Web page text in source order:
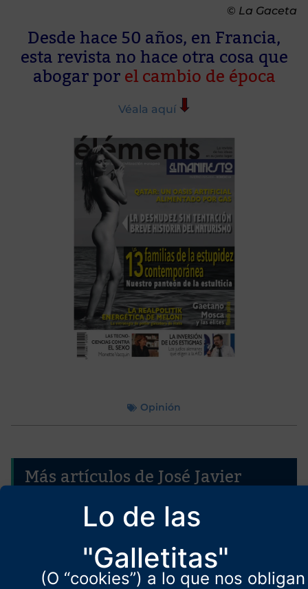
Lo de las
"Galletitas"
(O “cookies”) a lo que nos obligan
© La Gaceta
Desde hace 50 años, en Francia,
esta revista no hace otra cosa que
abogar porel cambio de época
Véala aquí
Opinión
Más artículos de José Javier
Esparza
De la democracia liberal a la
«oligarquía liberal»
24 de enero de 2024